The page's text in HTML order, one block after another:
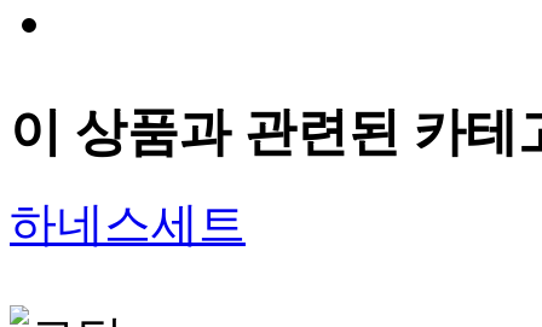
이 상품과 관련된 카테
하네스세트